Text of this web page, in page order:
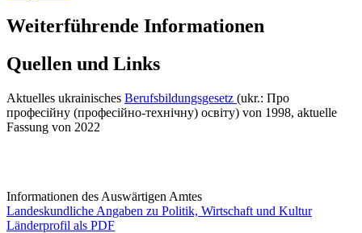
Weiterführende Informationen
Quellen und Links
Aktuelles ukrainisches Berufsbildungsgesetz (ukr.: Про
професійну (професійно-технічну) освіту) von 1998, aktuelle
Fassung von 2022
Informationen des Auswärtigen Amtes
Landeskundliche Angaben zu Politik, Wirtschaft und Kultur
Länderprofil als PDF